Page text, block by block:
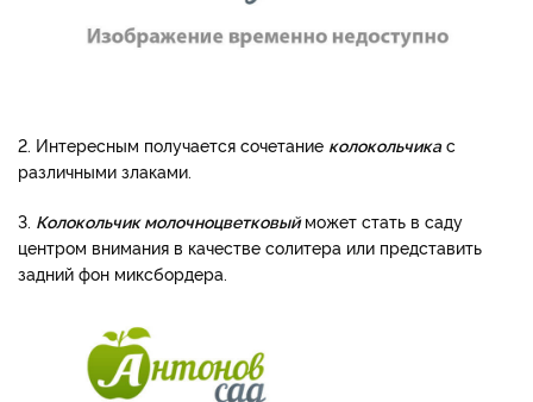
2. Интересным получается сочетание колокольчикас
различными злаками.
3. Колокольчик молочноцветковыйможет стать в саду
центром внимания в качестве солитера или представить
задний фон миксбордера.